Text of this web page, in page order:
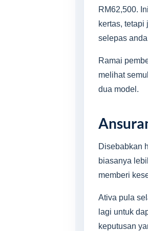
RM62,500.
kertas,
selepas
Ramai
melihat
dua model.
Disebabkan
biasanya
memberi
Ativa pula
lagi untuk
keputusan